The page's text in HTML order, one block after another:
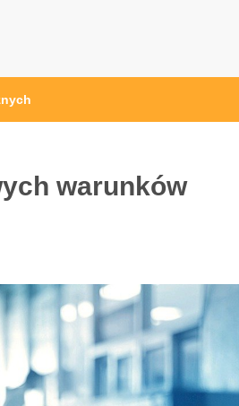
warunków